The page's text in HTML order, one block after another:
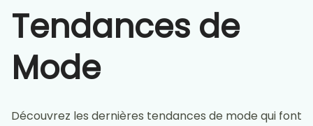
Tendances de
Mode
Découvrez les dernières tendances de mode qui font